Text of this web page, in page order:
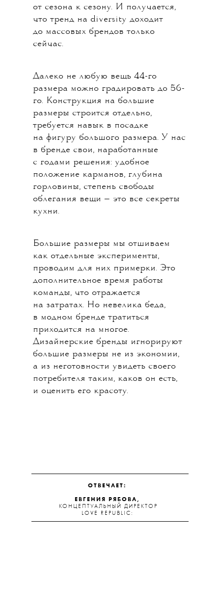
от сезона к сезону. И получается,
что тренд на diversity доходит
до массовых брендов только
сейчас.
Далеко не любую вещь 44-го
размера можно градировать до 56-
го. Конструкция на большие
размеры строится отдельно,
требуется навык в посадке
на фигуру большого размера. У нас
в бренде свои, наработанные
с годами решения: удобное
положение карманов, глубина
горловины, степень свободы
облегания вещи — это все секреты
кухни.
Большие размеры мы отшиваем
как отдельные эксперименты,
проводим для них примерки. Это
дополнительное время работы
команды, что отражается
на затратах. Но невелика беда,
в модном бренде тратиться
приходится на многое.
Дизайнерские бренды игнорируют
большие размеры не из экономии,
а из неготовности увидеть своего
потребителя таким, каков он есть,
и оценить его красоту.
ОТВЕЧАЕТ:
ЕВГЕНИЯ РЯБОВА,
КОНЦЕПТУАЛЬНЫЙ ДИРЕКТОР
LOVE REPUBLIC: